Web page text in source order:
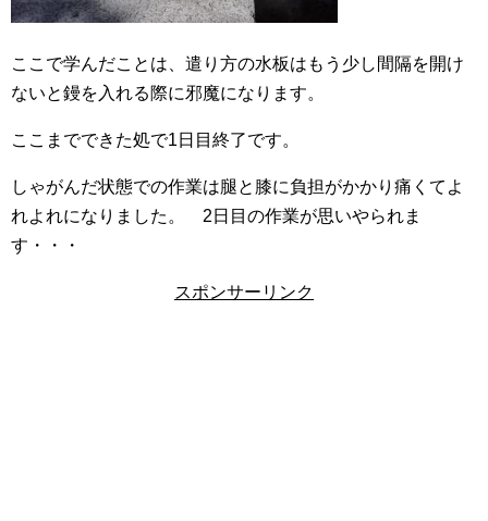
ここで学んだことは、遣り方の水板はもう少し間隔を開け
ないと鏝を入れる際に邪魔になります。
ここまでできた処で1日目終了です。
しゃがんだ状態での作業は腿と膝に負担がかかり痛くてよ
れよれになりました。 2日目の作業が思いやられま
す・・・
スポンサーリンク